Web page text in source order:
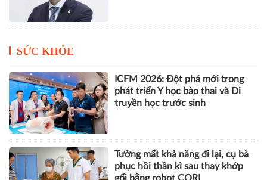
SỨC KHỎE
ICFM 2026: Đột phá mới trong
phát triển Y học bào thai và Di
truyền học trước sinh
Tưởng mất khả năng đi lại, cụ bà
phục hồi thần kì sau thay khớp